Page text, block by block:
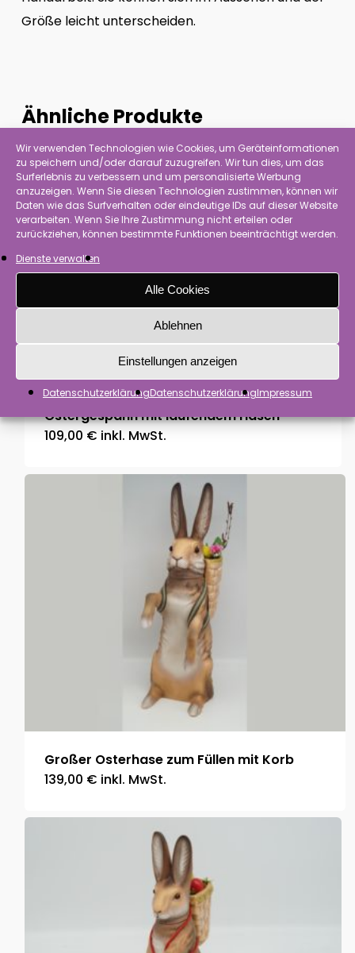
Wir verwenden Technologien wie Cookies, um Geräteinformationen
zu speichern und/oder darauf zuzugreifen. Wir tun dies, um das
Surferlebnis zu verbessern und um personalisierte Werbung
anzuzeigen. Wenn Sie diesen Technologien zustimmen, können wir
Daten wie das Surfverhalten oder eindeutige IDs auf dieser Website
verarbeiten. Wenn Sie Ihre Zustimmung nicht erteilen oder
zurückziehen, können bestimmte Funktionen beeinträchtigt werden.
Dienste verwalten
Alle Cookies
Ablehnen
Einstellungen anzeigen
DatenschutzerklärungDatenschutzerklärungImpressum
Größe leicht unterscheiden.
Ähnliche Produkte
Ostergespann mit laufendem Hasen
109,00 € inkl. MwSt.
Großer Osterhase zum Füllen mit Korb
139,00 € inkl. MwSt.